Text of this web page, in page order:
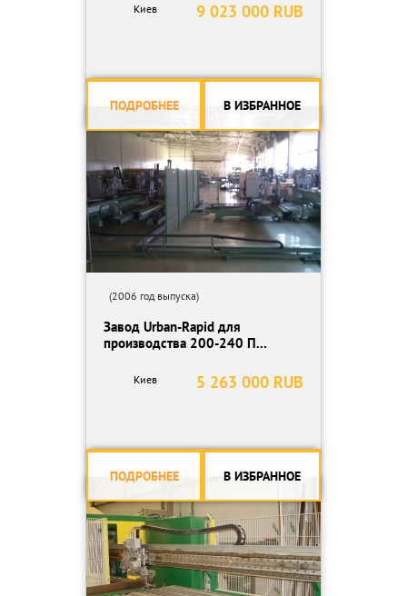
9 023 000 RUB
Киев
ПОДРОБНЕЕ В ИЗБРАННОЕ
(2006 год выпуска)
Завод Urban-Rapid для
производства 200-240 П...
5 263 000 RUB
Киев
ПОДРОБНЕЕ В ИЗБРАННОЕ